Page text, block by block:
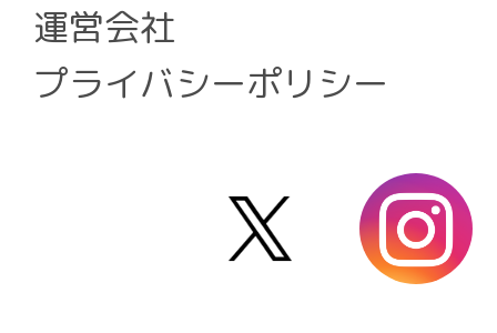
運営会社
プライバシーポリシー